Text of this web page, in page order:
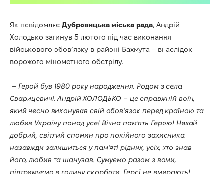
Як повідомляє Дубровицька міська рада, Андрій
Холодько загинув 5 лютого під час виконання
військового обов’язку в районі Бахмута – внаслідок
ворожого мінометного обстрілу.
– Герой був 1980 року народження. Родом з села
Сварицевичі. Андрій ХОЛОДЬКО – це справжній воїн,
який чесно виконував свій обов’язок перед країною та
любив Україну понад усе! Вічна пам’ять Герою! Нехай
добрий, світлий спомин про покійного захисника
назавжди залишиться у пам’яті рідних, усіх, хто знав
його, любив та шанував. Сумуємо разом з вами,
підтримуємо в годину скорботи. Герої не вмирають!